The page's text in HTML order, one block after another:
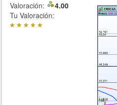
Valoración:
4.00
Tu Valoración:
*****